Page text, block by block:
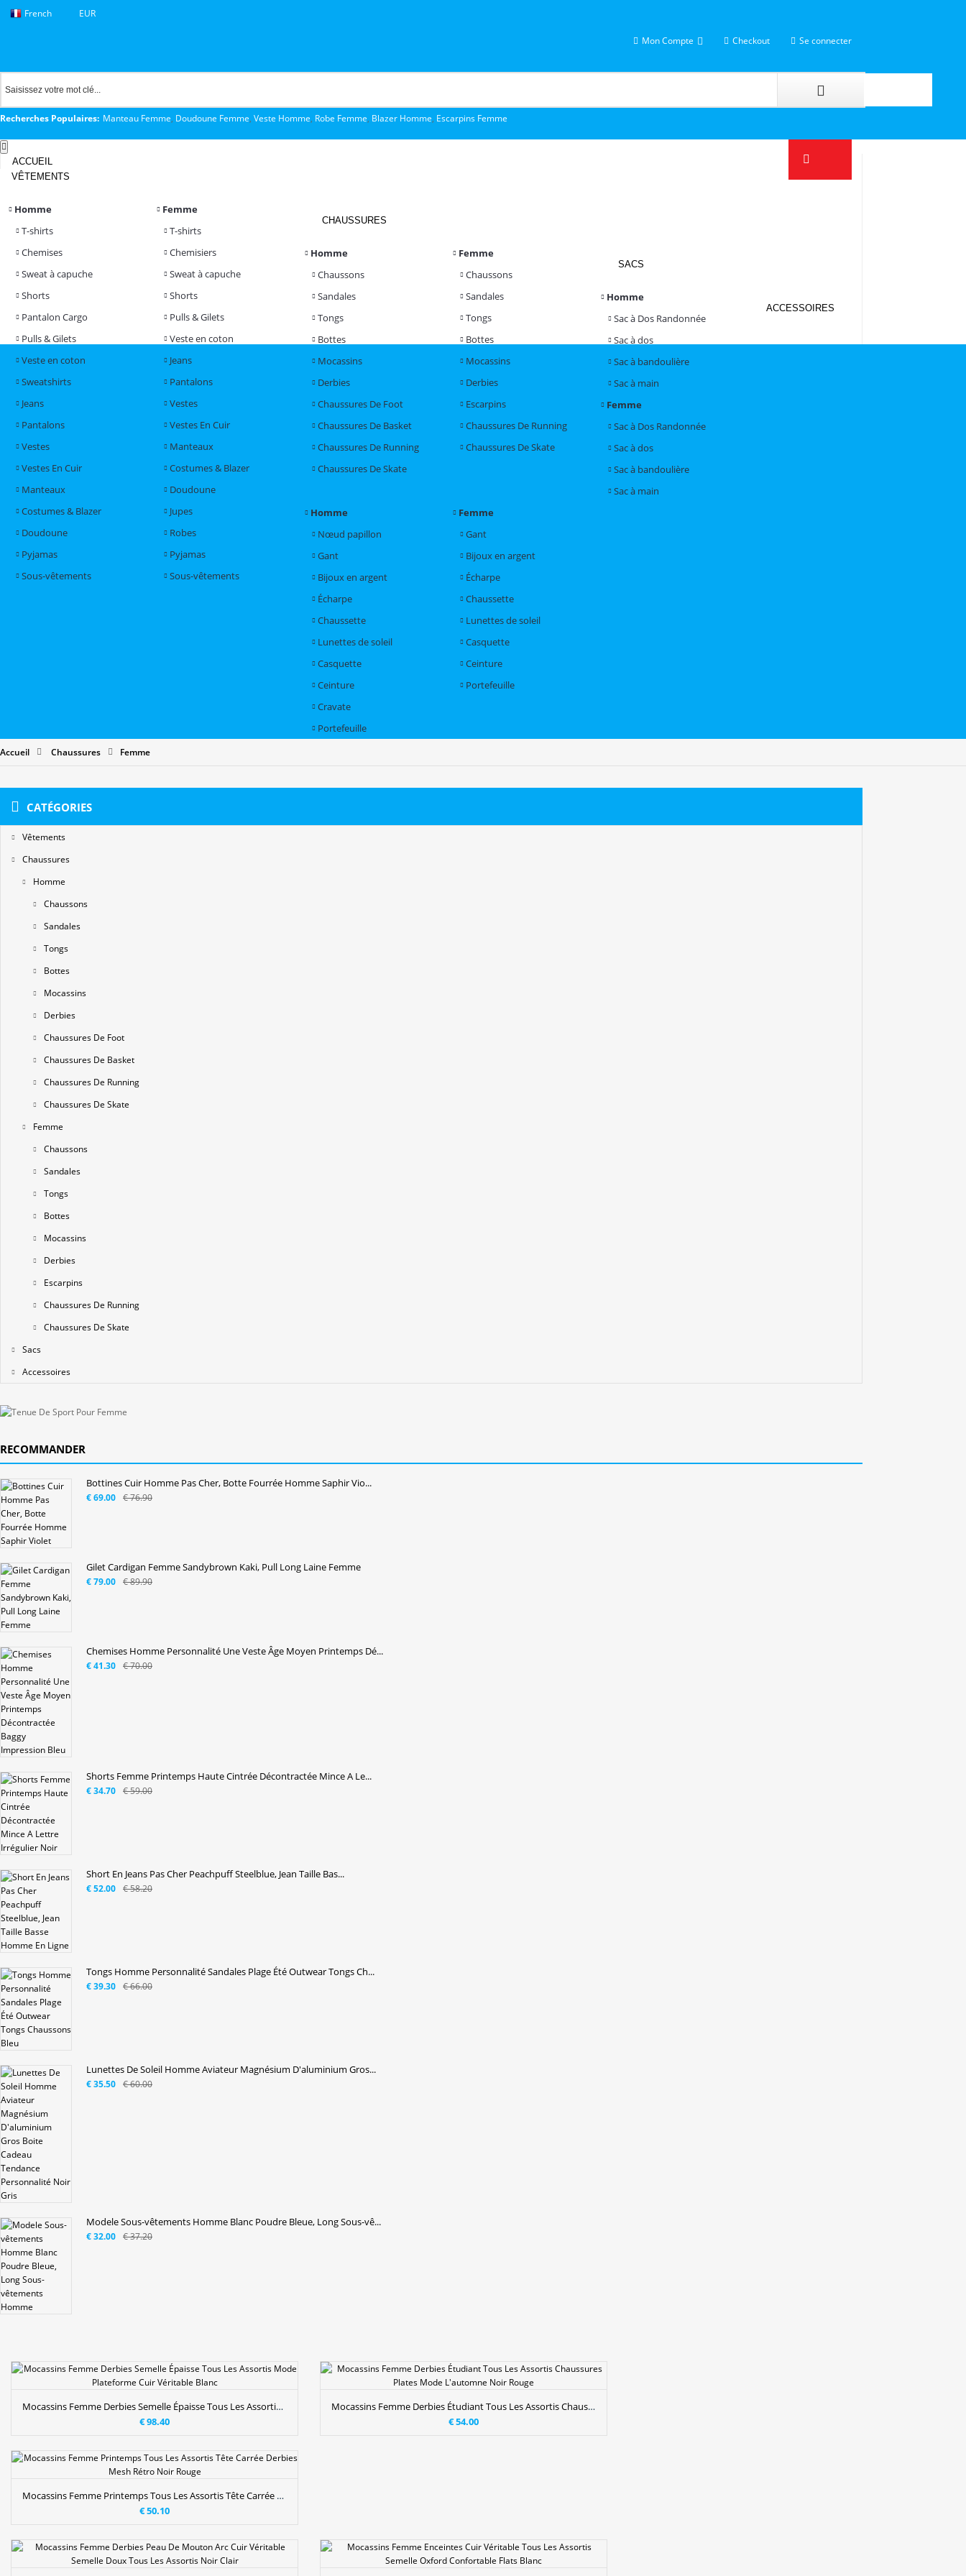
French EUR
Mon Compte Checkout Se connecter
Recherches Populaires: Manteau Femme, Doudoune Femme, Veste Homme, Robe Femme, Blazer Homme, Escarpins Femme
ACCUEIL
VÊTEMENTS
Homme
T-shirts
Chemises
Sweat à capuche
Shorts
Pantalon Cargo
Pulls & Gilets
Veste en coton
Sweatshirts
Jeans
Pantalons
Vestes
Vestes En Cuir
Manteaux
Costumes & Blazer
Doudoune
Pyjamas
Sous-vêtements
Femme
T-shirts
Chemisiers
Sweat à capuche
Shorts
Pulls & Gilets
Veste en coton
Jeans
Pantalons
Vestes
Vestes En Cuir
Manteaux
Costumes & Blazer
Doudoune
Jupes
Robes
Pyjamas
Sous-vêtements
CHAUSSURES
Homme
Chaussons
Sandales
Tongs
Bottes
Mocassins
Derbies
Chaussures De Foot
Chaussures De Basket
Chaussures De Running
Chaussures De Skate
Femme
Chaussons
Sandales
Tongs
Bottes
Mocassins
Derbies
Escarpins
Chaussures De Running
Chaussures De Skate
SACS
Homme
Sac à Dos Randonnée
Sac à dos
Sac à bandoulière
Sac à main
Femme
Sac à Dos Randonnée
Sac à dos
Sac à bandoulière
Sac à main
ACCESSOIRES
Homme
Nœud papillon
Gant
Bijoux en argent
Écharpe
Chaussette
Lunettes de soleil
Casquette
Ceinture
Cravate
Portefeuille
Femme
Gant
Bijoux en argent
Écharpe
Chaussette
Lunettes de soleil
Casquette
Ceinture
Portefeuille
Accueil Chaussures Femme
CATÉGORIES
Vêtements
Chaussures
Homme
Chaussons
Sandales
Tongs
Bottes
Mocassins
Derbies
Chaussures De Foot
Chaussures De Basket
Chaussures De Running
Chaussures De Skate
Femme
Chaussons
Sandales
Tongs
Bottes
Mocassins
Derbies
Escarpins
Chaussures De Running
Chaussures De Skate
Sacs
Accessoires
RECOMMANDER
Bottines Cuir Homme Pas Cher, Botte Fourrée Homme Saphir Vio...
€ 76.90
€ 69.00
Gilet Cardigan Femme Sandybrown Kaki, Pull Long Laine Femme
€ 89.90
€ 79.00
Chemises Homme Personnalité Une Veste Âge Moyen Printemps Dé...
€ 70.00
€ 41.30
Shorts Femme Printemps Haute Cintrée Décontractée Mince A Le...
€ 59.00
€ 34.70
Short En Jeans Pas Cher Peachpuff Steelblue, Jean Taille Bas...
€ 58.20
€ 52.00
Tongs Homme Personnalité Sandales Plage Été Outwear Tongs Ch...
€ 66.00
€ 39.30
Lunettes De Soleil Homme Aviateur Magnésium D'aluminium Gros...
€ 60.00
€ 35.50
Modele Sous-vêtements Homme Blanc Poudre Bleue, Long Sous-vê...
€ 37.20
€ 32.00
Mocassins Femme Derbies Semelle Épaisse Tous Les Assortis Mode Plateforme Cuir Véritable Blanc
€ 98.40
Mocassins Femme Derbies Étudiant Tous Les Assortis Chaussures Plates Mode L'automne Noir Rouge
€ 54.00
Mocassins Femme Printemps Tous Les Assortis Tête Carrée Derbies Mesh Rétro Noir Rouge
€ 50.10